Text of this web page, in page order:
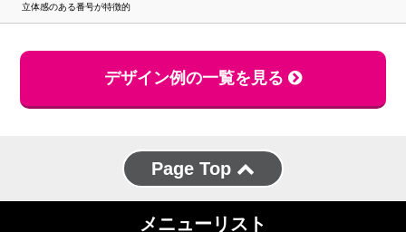
立体感のある番号が特徴的
デザイン例の一覧を見る
Page Top
メニューリスト